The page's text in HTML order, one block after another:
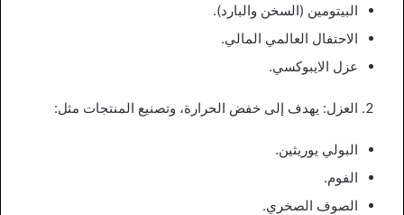
البيتومين (السخن والبارد).
الاحتفال العالمي المالي.
عزل الايبوكسي.
العزل: يهدف إلى خفض الحرارة، وتصنيع المنتجات مثل:
البولي يوريثين.
الفوم.
الصوف الصخري.